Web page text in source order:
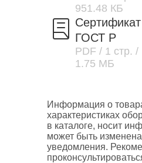
951.48 КБ
Сертификат
ГОСТ Р
PDF / 1 стр. /
1.75 МБ
Информация о
характеристиках
в каталоге, носит
может быть
уведомления.